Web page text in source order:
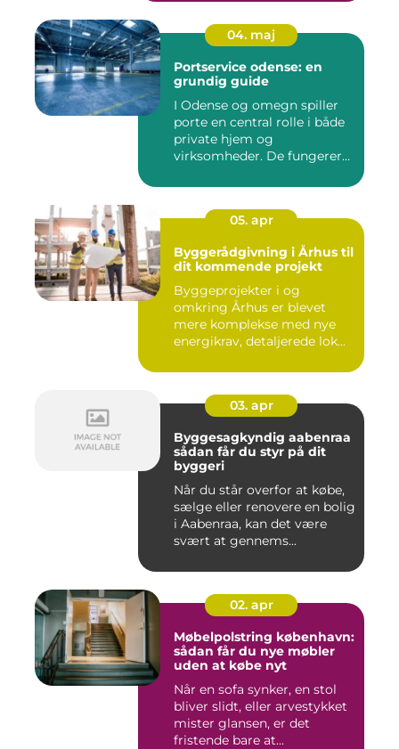
04. maj
Portservice odense: en
grundig guide
I Odense og omegn spiller
porte en central rolle i både
private hjem og
virksomheder. De fungerer
05. apr
Byggerådgivning i Århus til
dit kommende projekt
Byggeprojekter i og
omkring Århus er blevet
mere komplekse med nye
energikrav, detaljerede lok...
03. apr
Byggesagkyndig aabenraa
sådan får du styr på dit
byggeri
Når du står overfor at købe,
sælge eller renovere en bolig
i Aabenraa, kan det være
svært at gennems...
02. apr
Møbelpolstring københavn:
sådan får du nye møbler
uden at købe nyt
Når en sofa synker, en stol
bliver slidt, eller arvestykket
mister glansen, er det
fristende bare at...